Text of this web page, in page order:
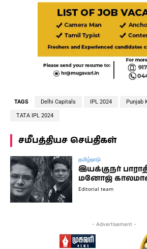
TAGS Delhi Capitals IPL 2024 Punjab
TATA IPL 2024
சமீபத்தியச செய்திகள்
தமிழ்நாடு
இயக்குநர்
மனோஜ்
Editorial team
- Advertisement -